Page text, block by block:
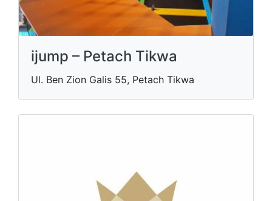
ijump – Petach Tikwa
Ul. Ben Zion Galis 55, Petach Tikwa